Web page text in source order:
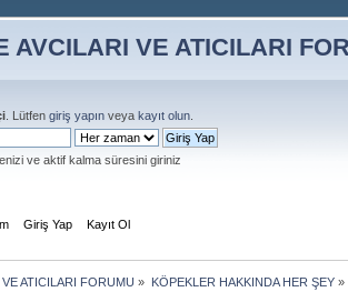
. Lütfengiriş yapın veyakayıt olun
ve aktif kalma süresini giriniz
Giriş Yap Kayıt Ol
ATICILARI FORUMU » KÖPEKLER HAKKINDA HER ŞEY»